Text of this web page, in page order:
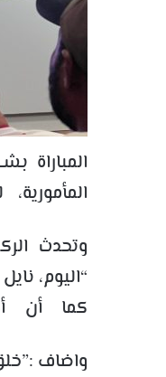
المباراة
وتحدث
“اليوم،
كما أن
واضاف